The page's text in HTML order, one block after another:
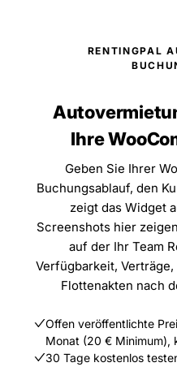
RENTINGPAL
Ihre
Geben Sie Ihrer
Buchungsablauf, den
zeigt das Widget
Screenshots hier
auf der Ihr Team
Verfügbarkeit,
Flottenakten nach
Offen veröffentlichte
Monat (20 € Minimum),
30 Tage kostenlos